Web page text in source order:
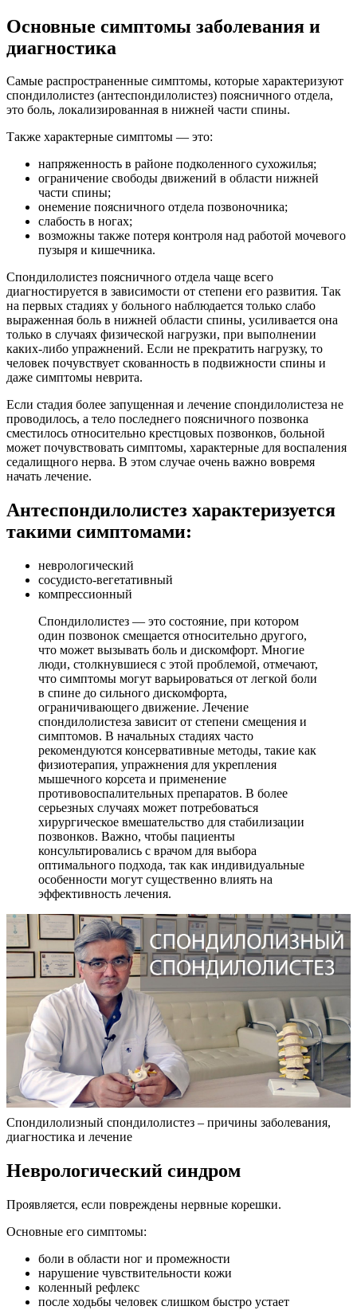
Основные симптомы заболевания и
диагностика
Самые распространенные симптомы, которые характеризуют
спондилолистез (антеспондилолистез) поясничного отдела,
это боль, локализированная в нижней части спины.
Также характерные симптомы — это:
напряженность в районе подколенного сухожилья;
ограничение свободы движений в области нижней
части спины;
онемение поясничного отдела позвоночника;
слабость в ногах;
возможны также потеря контроля над работой мочевого
пузыря и кишечника.
Спондилолистез поясничного отдела чаще всего
диагностируется в зависимости от степени его развития. Так
на первых стадиях у больного наблюдается только слабо
выраженная боль в нижней области спины, усиливается она
только в случаях физической нагрузки, при выполнении
каких-либо упражнений. Если не прекратить нагрузку, то
человек почувствует скованность в подвижности спины и
даже симптомы неврита.
Если стадия более запущенная и лечение спондилолистеза не
проводилось, а тело последнего поясничного позвонка
сместилось относительно крестцовых позвонков, больной
может почувствовать симптомы, характерные для воспаления
седалищного нерва. В этом случае очень важно вовремя
начать лечение.
Антеспондилолистез характеризуется
такими симптомами:
неврологический
сосудисто-вегетативный
компрессионный
Спондилолистез — это состояние, при котором
один позвонок смещается относительно другого,
что может вызывать боль и дискомфорт. Многие
люди, столкнувшиеся с этой проблемой, отмечают,
что симптомы могут варьироваться от легкой боли
в спине до сильного дискомфорта,
ограничивающего движение. Лечение
спондилолистеза зависит от степени смещения и
симптомов. В начальных стадиях часто
рекомендуются консервативные методы, такие как
физиотерапия, упражнения для укрепления
мышечного корсета и применение
противовоспалительных препаратов. В более
серьезных случаях может потребоваться
хирургическое вмешательство для стабилизации
позвонков. Важно, чтобы пациенты
консультировались с врачом для выбора
оптимального подхода, так как индивидуальные
особенности могут существенно влиять на
эффективность лечения.
Спондилолизный спондилолистез – причины заболевания,
диагностика и лечение
Неврологический синдром
Проявляется, если повреждены нервные корешки.
Основные его симптомы:
боли в области ног и промежности
нарушение чувствительности кожи
коленный рефлекс
после ходьбы человек слишком быстро устает